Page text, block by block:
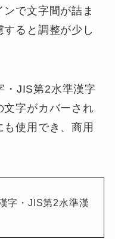
で文字間が詰ま
ると調整が少し
・JIS第2水準漢字
文字がカバーされ
使用でき、商用
字・JIS第2水準漢